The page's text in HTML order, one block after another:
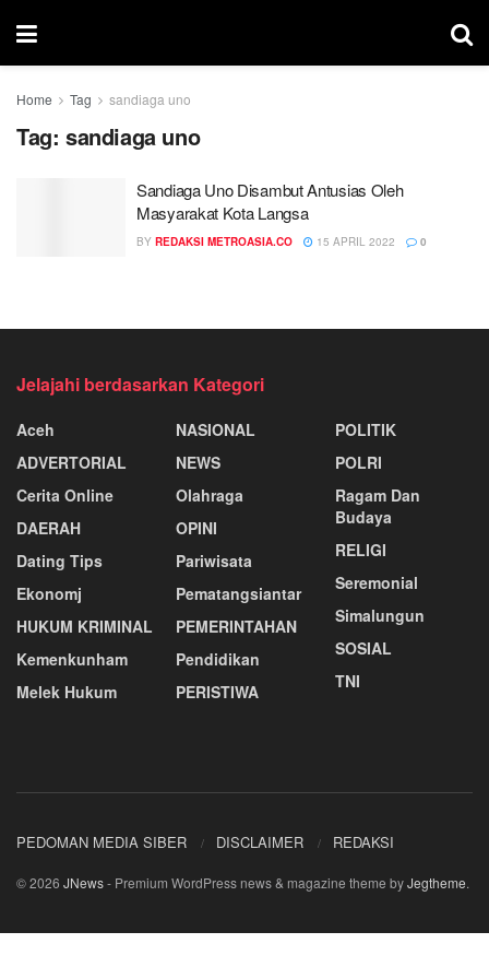
Home Tag sandiaga uno
Tag: sandiaga uno
Sandiaga Uno Disambut Antusias Oleh
Masyarakat Kota Langsa
BY REDAKSI METROASIA.CO 15 APRIL 2022 0
Jelajahi berdasarkan Kategori
Aceh
ADVERTORIAL
Cerita Online
DAERAH
Dating Tips
Ekonomj
HUKUM KRIMINAL
Kemenkunham
Melek Hukum
NASIONAL
NEWS
Olahraga
OPINI
Pariwisata
Pematangsiantar
PEMERINTAHAN
Pendidikan
PERISTIWA
POLITIK
POLRI
Ragam Dan
Budaya
RELIGI
Seremonial
Simalungun
SOSIAL
TNI
PEDOMAN MEDIA SIBER DISCLAIMER REDAKSI
© 2026 JNews- Premium WordPress news & magazine theme byJegtheme.